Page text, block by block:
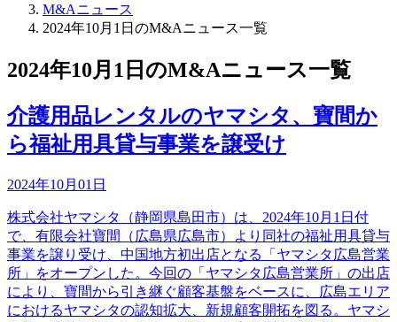
M&Aニュース
2024年10月1日のM&Aニュース一覧
2024年10月1日のM&Aニュース一覧
介護用品レンタルのヤマシタ、寶間か
ら福祉用具貸与事業を譲受け
2024年10月01日
株式会社ヤマシタ（静岡県島田市）は、2024年10月1日付
で、有限会社寶間（広島県広島市）より同社の福祉用具貸与
事業を譲り受け、中国地方初出店となる「ヤマシタ広島営業
所」をオープンした。今回の「ヤマシタ広島営業所」の出店
により、寶間から引き継ぐ顧客基盤をベースに、広島エリア
におけるヤマシタの認知拡大、新規顧客開拓を図る。ヤマシ